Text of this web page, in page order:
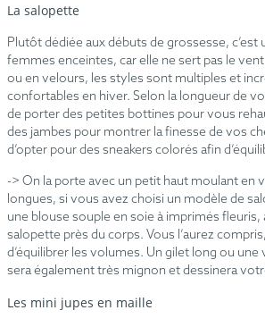
La salopette
Plutôt dédiée aux débuts de grossesse, c’est
femmes enceintes, car elle ne sert pas le
ou en velours, les styles sont multiples et
confortables en hiver. Selon la longueur de
de porter des petites bottines pour vous
des jambes pour montrer la finesse de vos
d’opter pour des sneakers colorés afin
-> On la porte avec un petit haut moulant en
longues, si vous avez choisi un modèle de
une blouse souple en soie à imprimés fleuris,
salopette près du corps. Vous l’aurez
d’équilibrer les volumes. Un gilet long ou une
sera également très mignon et dessinera
Les mini jupes en maille